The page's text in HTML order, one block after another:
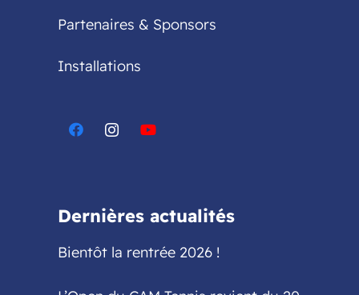
Partenaires & Sponsors
Installations
Dernières actualités
Bientôt la rentrée 2026 !